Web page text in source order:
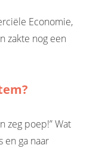
Economie,
zakte nog een
zeg poep!” Wat
en ga naar